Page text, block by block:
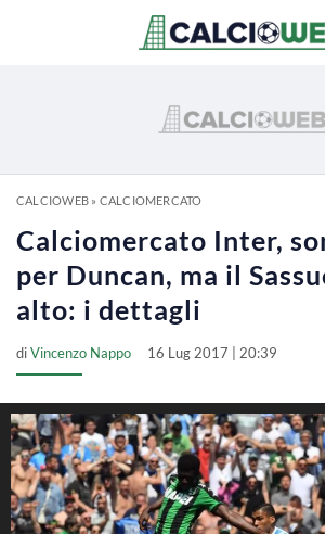
CALCIOWEB» CALCIOMERCATO
Calciomercato Inter,
per Duncan, ma il
alto: i dettagli
diVincenzo Nappo 16 Lug 2017 | 20:39